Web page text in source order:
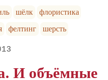
шёлк
флористика
фелтинг шерсть
И объёмные